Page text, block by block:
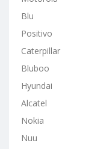
Blu
Positivo
Caterpillar
Bluboo
Hyundai
Alcatel
Nokia
Nuu